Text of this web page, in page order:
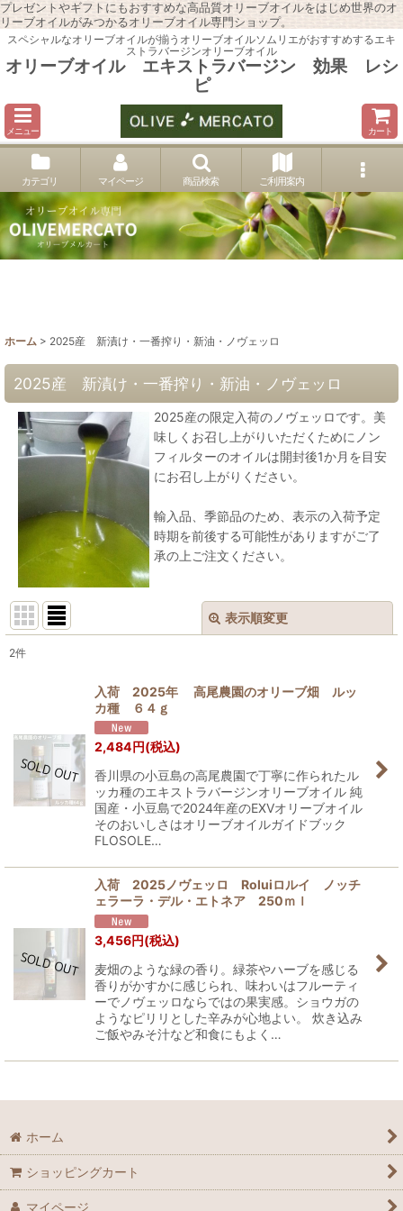
プレゼントやギフトにもおすすめな高品質オリーブオイルをはじめ世界のオ
リーブオイルがみつかるオリーブオイル専門ショップ。
スペシャルなオリーブオイルが揃うオリーブオイルソムリエがおすすめするエキ
ストラバージンオリーブオイル
オリーブオイル エキストラバージン 効果 レシ
ピ
メニュー カート
カテゴリ マイページ 商品検索 ご利用案内
ホーム > 2025産 新漬け・一番搾り・新油・ノヴェッロ
2025産 新漬け・一番搾り・新油・ノヴェッロ
2025産の限定入荷のノヴェッロです。美
味しくお召し上がりいただくためにノン
フィルターのオイルは開封後1か月を目安
にお召し上がりください。
輸入品、季節品のため、表示の入荷予定
時期を前後する可能性がありますがご了
承の上ご注文ください。
表示順変更
絞り込む
2件
入荷 2025年 高尾農園のオリーブ畑 ルッ
カ種 ６４ｇ
2,484円(税込)
香川県の小豆島の高尾農園で丁寧に作られたル
ッカ種のエキストラバージンオリーブオイル 純
国産・小豆島で2024年産のEXVオリーブオイル
そのおいしさはオリーブオイルガイドブック
FLOSOLE…
入荷 2025ノヴェッロ Roluiロルイ ノッチ
ェラーラ・デル・エトネア 250ｍｌ
3,456円(税込)
麦畑のような緑の香り。緑茶やハーブを感じる
香りがかすかに感じられ、味わいはフルーティ
ーでノヴェッロならではの果実感。ショウガの
ようなピリリとした辛みが心地よい。 炊き込み
ご飯やみそ汁など和食にもよく…
ホーム
ショッピングカート
マイページ